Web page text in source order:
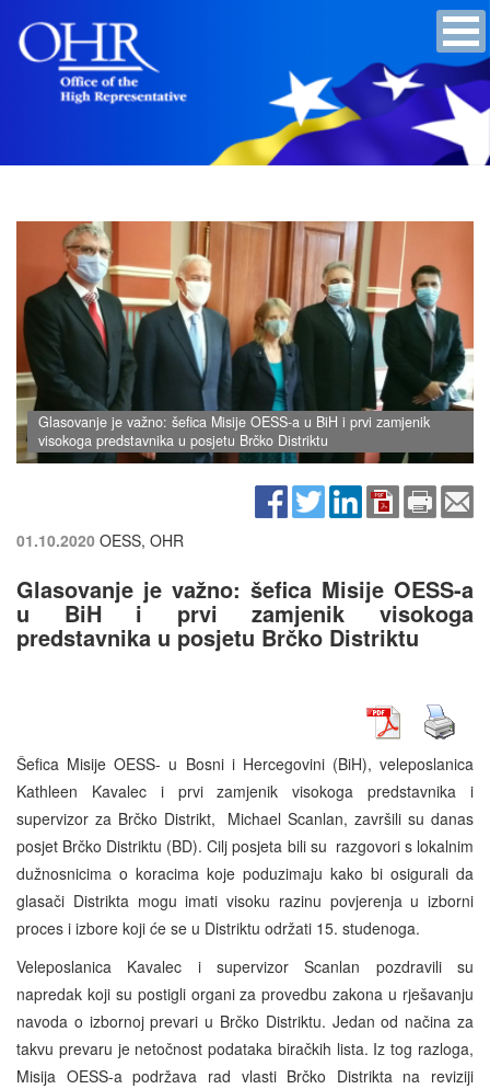
Glasovanje je važno: šefica Misije OESS-a u BiH i prvi zamjenik
visokoga predstavnika u posjetu Brčko Distriktu
01.10.2020 OESS, OHR
Glasovanje je važno: šefica Misije OESS-a
u BiH i prvi zamjenik visokoga
predstavnika u posjetu Brčko Distriktu
Šefica Misije OESS- u Bosni i Hercegovini (BiH), veleposlanica
Kathleen Kavalec i prvi zamjenik visokoga predstavnika i
supervizor za Brčko Distrikt, Michael Scanlan, završili su danas
posjet Brčko Distriktu (BD). Cilj posjeta bili su razgovori s lokalnim
dužnosnicima o koracima koje poduzimaju kako bi osigurali da
glasači Distrikta mogu imati visoku razinu povjerenja u izborni
proces i izbore koji će se u Distriktu održati 15. studenoga.
Veleposlanica Kavalec i supervizor Scanlan pozdravili su
napredak koji su postigli organi za provedbu zakona u rješavanju
navoda o izbornoj prevari u Brčko Distriktu. Jedan od načina za
takvu prevaru je netočnost podataka biračkih lista. Iz tog razloga,
Misija OESS-a podržava rad vlasti Brčko Distrikta na reviziji